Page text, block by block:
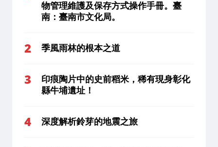
物管理維護及保存方式操作手冊。臺
南：臺南市文化局。
季風雨林的根本之道
印痕陶片中的史前稻米，稀有現身彰化
縣牛埔遺址！
深度解析鈴芽的地震之旅